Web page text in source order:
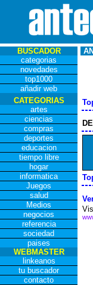
BUSCADOR
categorias
novedades
top1000
añadir web
CATEGORIAS
artes
ciencias
compras
deportes
educacion
tiempo libre
hogar
informatica
Juegos
salud
Medios
negocios
referencia
sociedad
paises
WEBMASTER
linkeanos
tu buscador
contacto